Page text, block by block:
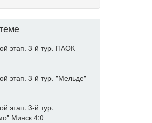
этап. 3-й тур. ПАОК -
этап. 3-й тур. "Мельде" -
этап. 3-й тур.
Минск 4:0